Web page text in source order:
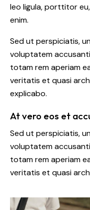
leo ligula, porttitor
enim.
Sed ut perspiciatis,
voluptatem
totam rem aperiam
veritatis et quasi
explicabo.
At vero eos et
Sed ut perspiciatis,
voluptatem
totam rem aperiam
veritatis et quasi